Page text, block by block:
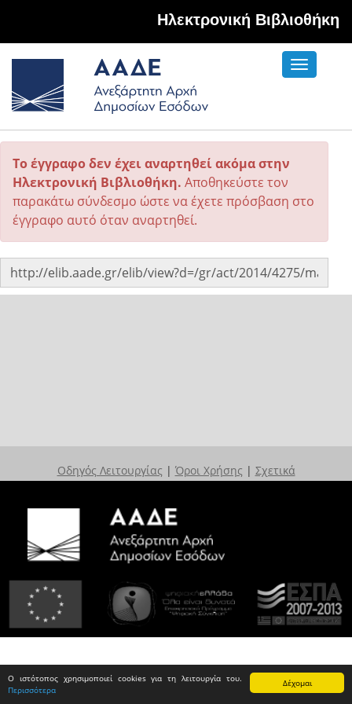
Δέχομαι
Ο ιστότοπος χρησιμοποιεί cookies για τη λειτουργία του.
Περισσότερα
Hλεκτρονική Βιβλιοθήκη
Toggle
Το έγγραφο δεν έχει αναρτηθεί ακόμα στην
Ηλεκτρονική Βιβλιοθήκη. Αποθηκεύστε τον
παρακάτω σύνδεσμο ώστε να έχετε πρόσβαση στο
έγγραφο αυτό όταν αναρτηθεί.
Οδηγός Λειτουργίας | Όροι Χρήσης | Σχετικά